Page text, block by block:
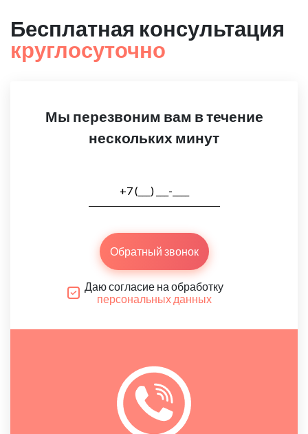
Бесплатная консультация
круглосуточно
Мы перезвоним вам в течение
нескольких минут
Обратный звонок
Даю согласие на обработку
персональных данных